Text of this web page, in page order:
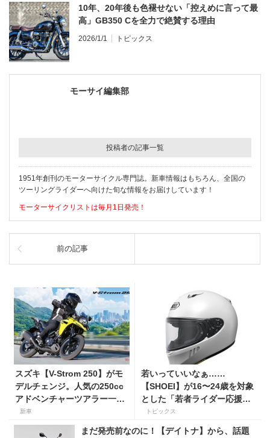
10年、20年後も色褪せない「控えめに言って最
高」GB350 Cを全力で絶賛する理由
2026/1/1 トピックス
モーサイ編集部
投稿者の記事一覧
1951年創刊のモーターサイクル専門誌。新車情報はもちろん、全国の
ツーリングライダーへ向けた旬な情報をお届けしています！
モーターサイクリストは毎月1日発売！
前の記事
スズキ【V-Strom 250】がモ
デルチェンジ。人気の250cc
アドベンチャーツアラー一部
仕様を変更して7月23日発
売。価格68万5300円
新車
若いっていいなぁ……
【SHOEI】が16〜24歳を対象
とした「若者ライダー応援キ
ャンペーン」を実施
トピックス
まだ発売前なのに！【デイトナ】から、話題